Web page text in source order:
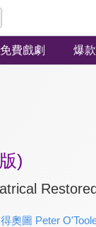
免費戲劇 爆
)
奧圖 Peter